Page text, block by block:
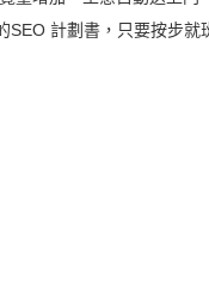
SEO 計劃書，只要按步